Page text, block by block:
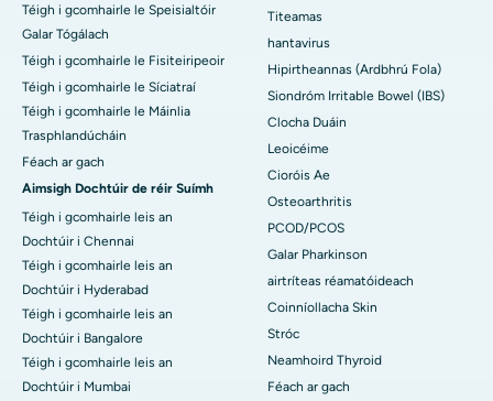
Téigh i gcomhairle le Speisialtóir
Galar Tógálach
Téigh i gcomhairle le Fisiteiripeoir
Téigh i gcomhairle le Síciatraí
Téigh i gcomhairle le Máinlia
Trasphlandúcháin
Féach ar gach
Aimsigh Dochtúir de réir Suímh
Téigh i gcomhairle leis an
Dochtúir i Chennai
Téigh i gcomhairle leis an
Dochtúir i Hyderabad
Téigh i gcomhairle leis an
Dochtúir i Bangalore
Téigh i gcomhairle leis an
Dochtúir i Mumbai
Titeamas
hantavirus
Hipirtheannas (Ardbhrú Fola)
Siondróm Irritable Bowel (IBS)
Clocha Duáin
Leoicéime
Cioróis Ae
Osteoarthritis
PCOD/PCOS
Galar Pharkinson
airtríteas réamatóideach
Coinníollacha Skin
Stróc
Neamhoird Thyroid
Féach ar gach